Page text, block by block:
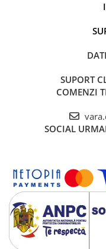
SUPORT
COMENZI
SOCIAL